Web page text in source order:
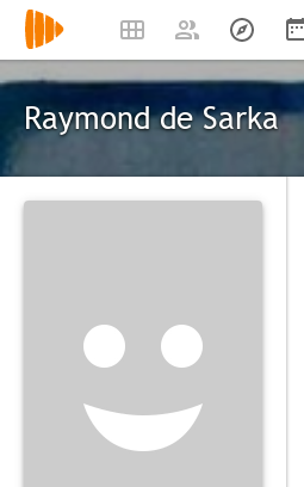
Raymond de Sarka